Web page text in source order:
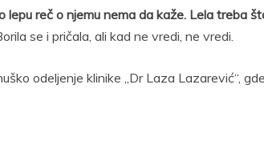
lepu reč o njemu nema da kaže. Lela treba
se i pričala, ali kad ne vredi, ne vredi.
odeljenje klinike „Dr Laza Lazarević“,